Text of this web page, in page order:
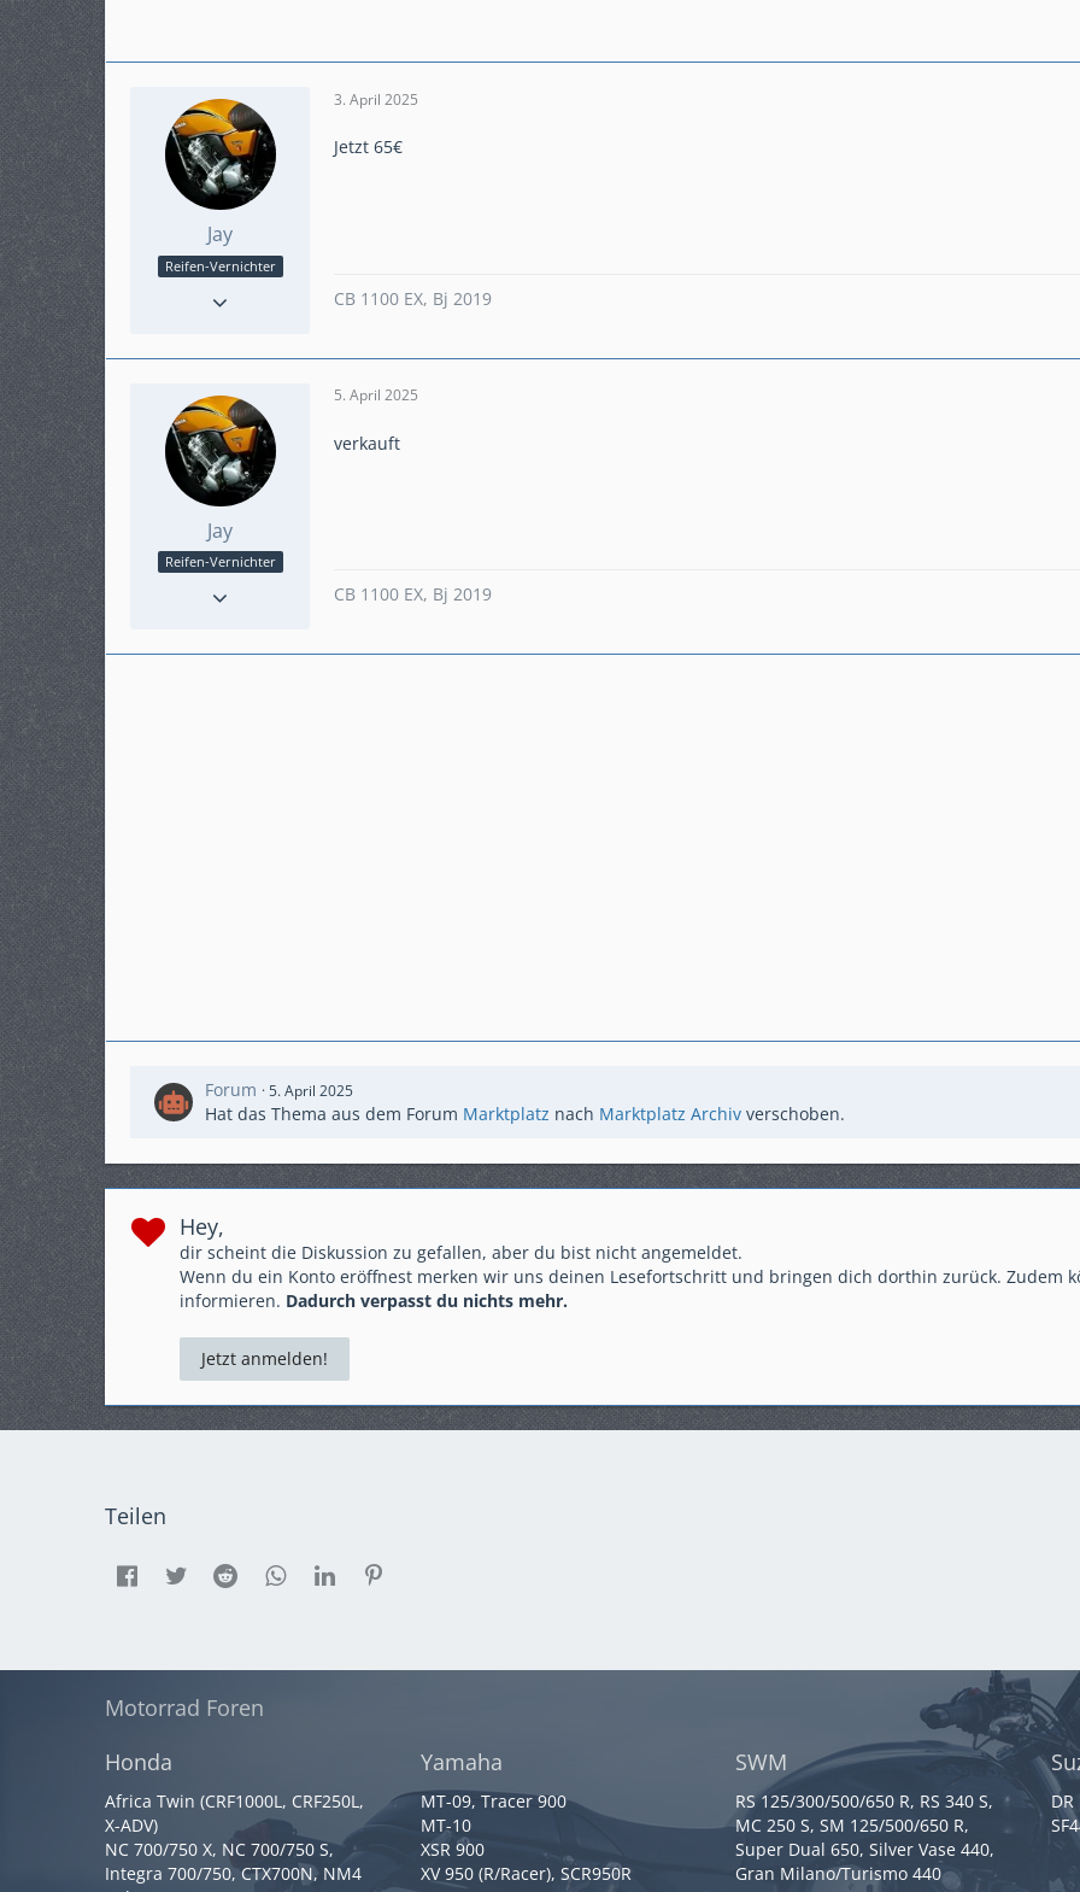
Jay
Reifen-Vernichter
3. April 2025
Jetzt 65€
CB 1100 EX, Bj 2019
Jay
Reifen-Vernichter
5. April 2025
verkauft
CB 1100 EX, Bj 2019
Forum 5. April 2025
Hat das Thema aus dem Forum Marktplatz nach Marktplatz Archiv verschoben.
Hey,
dir scheint die Diskussion zu gefallen, aber du bist nicht angemeldet.
Wenn du ein Konto eröffnest merken wir uns deinen Lesefortschritt und bringen dich dorthin zurück. Zudem
informieren. Dadurch verpasst du nichts mehr.
Jetzt anmelden!
Teilen
Motorrad Foren
Honda
Africa Twin (CRF1000L, CRF250L,
X-ADV)
NC 700/750 X, NC 700/750 S,
Integra 700/750, CTX700N, NM4
Yamaha
MT-09, Tracer 900
MT-10
XSR 900
XV 950 (R/Racer), SCR950R
SWM
RS 125/300/500/650 R, RS 340 S,
MC 250 S, SM 125/500/650 R,
Super Dual 650, Silver Vase 440,
Gran Milano/Turismo 440
DR